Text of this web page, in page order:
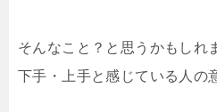
そんなこと？と思うかもしれ
下手・上手と感じている人の